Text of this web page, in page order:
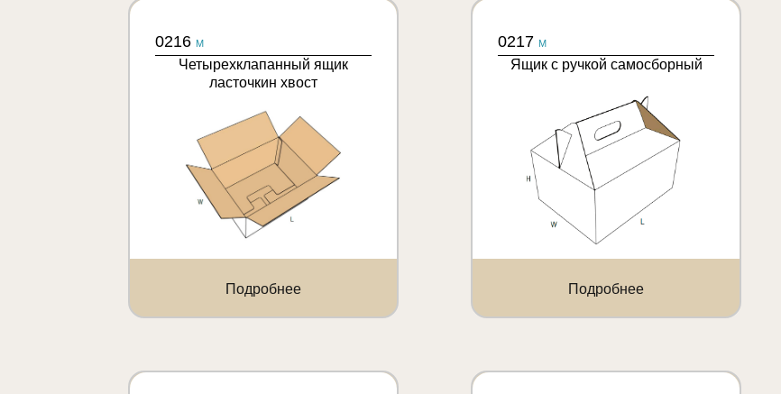
0216 M
Четырехклапанный ящик
ласточкин хвост
Подробнее
0217 M
Ящик с ручкой самосборный
Подробнее